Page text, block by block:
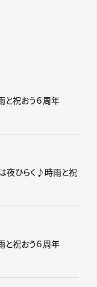
と祝おう６周年
夜ひらく♪時雨と祝
と祝おう６周年